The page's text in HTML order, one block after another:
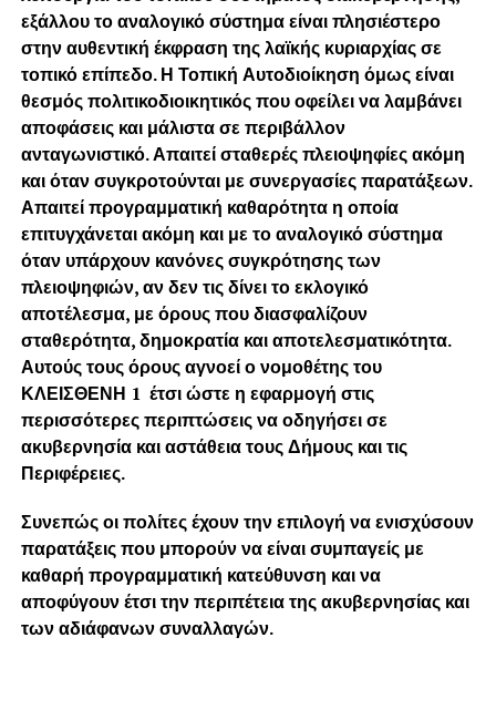
εξάλλου το αναλογικό σύστημα είναι πλησιέστερο
στην αυθεντική έκφραση της λαϊκής κυριαρχίας σε
τοπικό επίπεδο. Η Τοπική Αυτοδιοίκηση όμως είναι
θεσμός πολιτικοδιοικητικός που οφείλει να λαμβάνει
αποφάσεις και μάλιστα σε περιβάλλον
ανταγωνιστικό. Απαιτεί σταθερές πλειοψηφίες ακόμη
και όταν συγκροτούνται με συνεργασίες παρατάξεων.
Απαιτεί προγραμματική καθαρότητα η οποία
επιτυγχάνεται ακόμη και με το αναλογικό σύστημα
όταν υπάρχουν κανόνες συγκρότησης των
πλειοψηφιών, αν δεν τις δίνει το εκλογικό
αποτέλεσμα, με όρους που διασφαλίζουν
σταθερότητα, δημοκρατία και αποτελεσματικότητα.
Αυτούς τους όρους αγνοεί ο νομοθέτης του
ΚΛΕΙΣΘΕΝΗ 1 έτσι ώστε η εφαρμογή στις
περισσότερες περιπτώσεις να οδηγήσει σε
ακυβερνησία και αστάθεια τους Δήμους και τις
Περιφέρειες.
Συνεπώς οι πολίτες έχουν την επιλογή να ενισχύσουν
παρατάξεις που μπορούν να είναι συμπαγείς με
καθαρή προγραμματική κατεύθυνση και να
αποφύγουν έτσι την περιπέτεια της ακυβερνησίας και
των αδιάφανων συναλλαγών.